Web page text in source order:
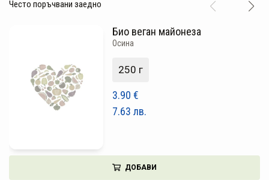
ПОДАРЪЦИ
КАЧЕСТВО
УСЛОВИЯ ЗА ПОЛЗВАНЕ
Често поръчвани заедно
Био веган майонеза
Осина
250 г
3.90 €
7.63 лв.
ДОБАВИ